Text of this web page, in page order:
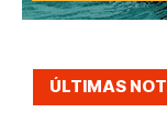
ÚLTIMAS